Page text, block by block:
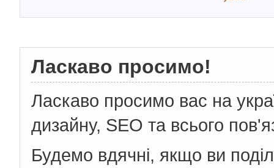
Ласкаво просимо!
Ласкаво просимо вас на
дизайну, SEO та всього
Будемо вдячні, якщо ви